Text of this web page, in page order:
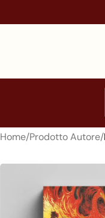
Home/Prodotto Autore/